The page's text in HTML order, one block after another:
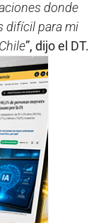
donde
difícil para mi
”, dijo el DT.